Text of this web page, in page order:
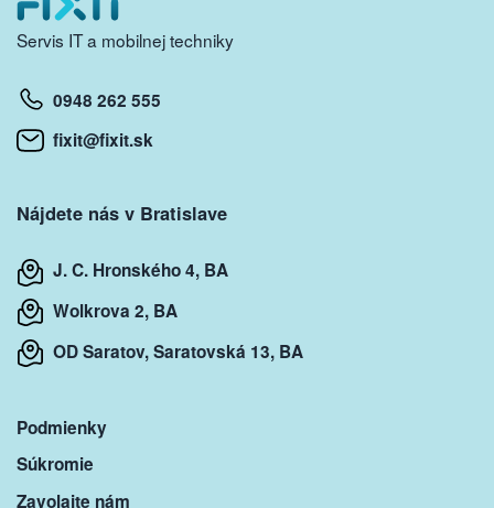
Servis IT a mobilnej techniky
0948 262 555
fixit@fixit.sk
Nájdete nás v Bratislave
J. C. Hronského 4, BA
Wolkrova 2, BA
OD Saratov, Saratovská 13, BA
Podmienky
Súkromie
Zavolajte nám